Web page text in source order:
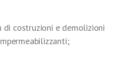
costruzioni e demolizioni